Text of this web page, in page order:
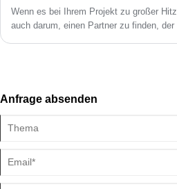
Wenn es bei Ihrem Projekt zu großer
auch darum, einen Partner zu finden,
Anfrage absenden